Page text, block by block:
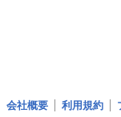
会社概要 利用規約